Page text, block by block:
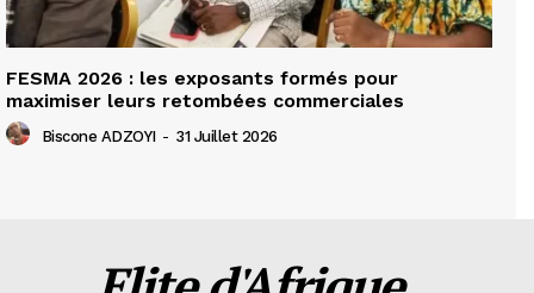
FESMA 2026 : les exposants formés pour
maximiser leurs retombées commerciales
Biscone ADZOYI - 31 Juillet 2026